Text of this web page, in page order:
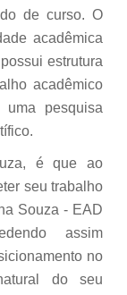
de curso. O
acadêmica
estrutura
acadêmico
pesquisa
é que ao
seu trabalho
Souza - EAD
assim
no
do seu